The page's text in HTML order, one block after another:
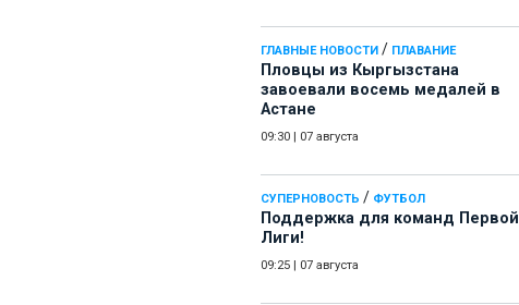
ГЛАВНЫЕ НОВОСТИ / ПЛАВАНИЕ
Пловцы из Кыргызстана
завоевали восемь медалей в
Астане
09:30 07 августа
СУПЕРНОВОСТЬ / ФУТБОЛ
Поддержка для команд Первой
Лиги!
09:25 07 августа